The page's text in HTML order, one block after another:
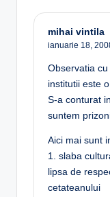
mihai vintila
ianuarie 18,
Observatia
institutii este
S-a conturat
suntem
Aici mai sunt
1. slaba
lipsa de
cetateanului